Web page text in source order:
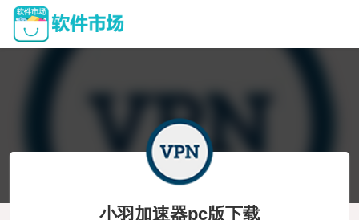
小羽加速器pc版下载